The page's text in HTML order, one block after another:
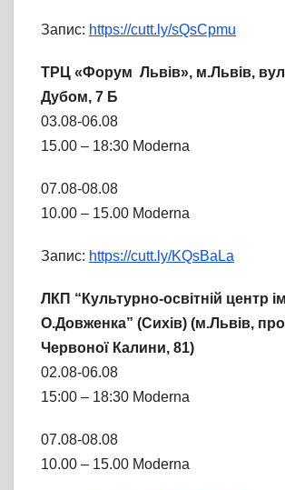
Запис: https://cutt.ly/sQsCpmu
ТРЦ «Форум Львів», м.Львів,
Дубом, 7 Б
03.08-06.08
15.00 – 18:30 Moderna
07.08-08.08
10.00 – 15.00 Moderna
Запис: https://cutt.ly/KQsBaLa
ЛКП “Культурно-освітній центр
О.Довженка” (Сихів) (м.Львів,
Червоної Калини, 81)
02.08-06.08
15:00 – 18:30 Moderna
07.08-08.08
10.00 – 15.00 Moderna